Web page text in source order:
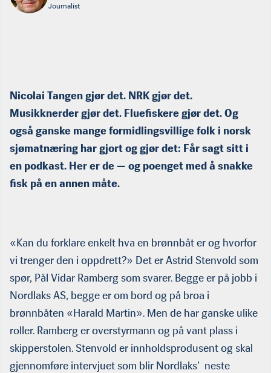
Journalist
Nicolai Tangen gjør det. NRK gjør det.
Musikknerder gjør det. Fluefiskere gjør det. Og
også ganske mange formidlingsvillige folk i norsk
sjømatnæring har gjort og gjør det: Får sagt sitt i
en podkast. Her er de — og poenget med å snakke
fisk på en annen måte.
«Kan du forklare enkelt hva en brønnbåt er og hvorfor
vi trenger den i oppdrett?» Det er Astrid Stenvold som
spør, Pål Vidar Ramberg som svarer. Begge er på jobb i
Nordlaks AS, begge er om bord og på broa i
brønnbåten «Harald Martin». Men de har ganske ulike
roller. Ramberg er overstyrmann og på vant plass i
skipperstolen. Stenvold er innholdsprodusent og skal
gjennomføre intervjuet som blir Nordlaks’ neste